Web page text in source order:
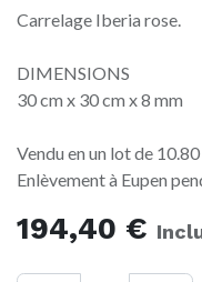
Carrelage Iberia rose.
DIMENSIONS
30 cm x 30 cm x 8 mm
Vendu en un lot de 10.80
Enlèvement à Eupen
194,40 €